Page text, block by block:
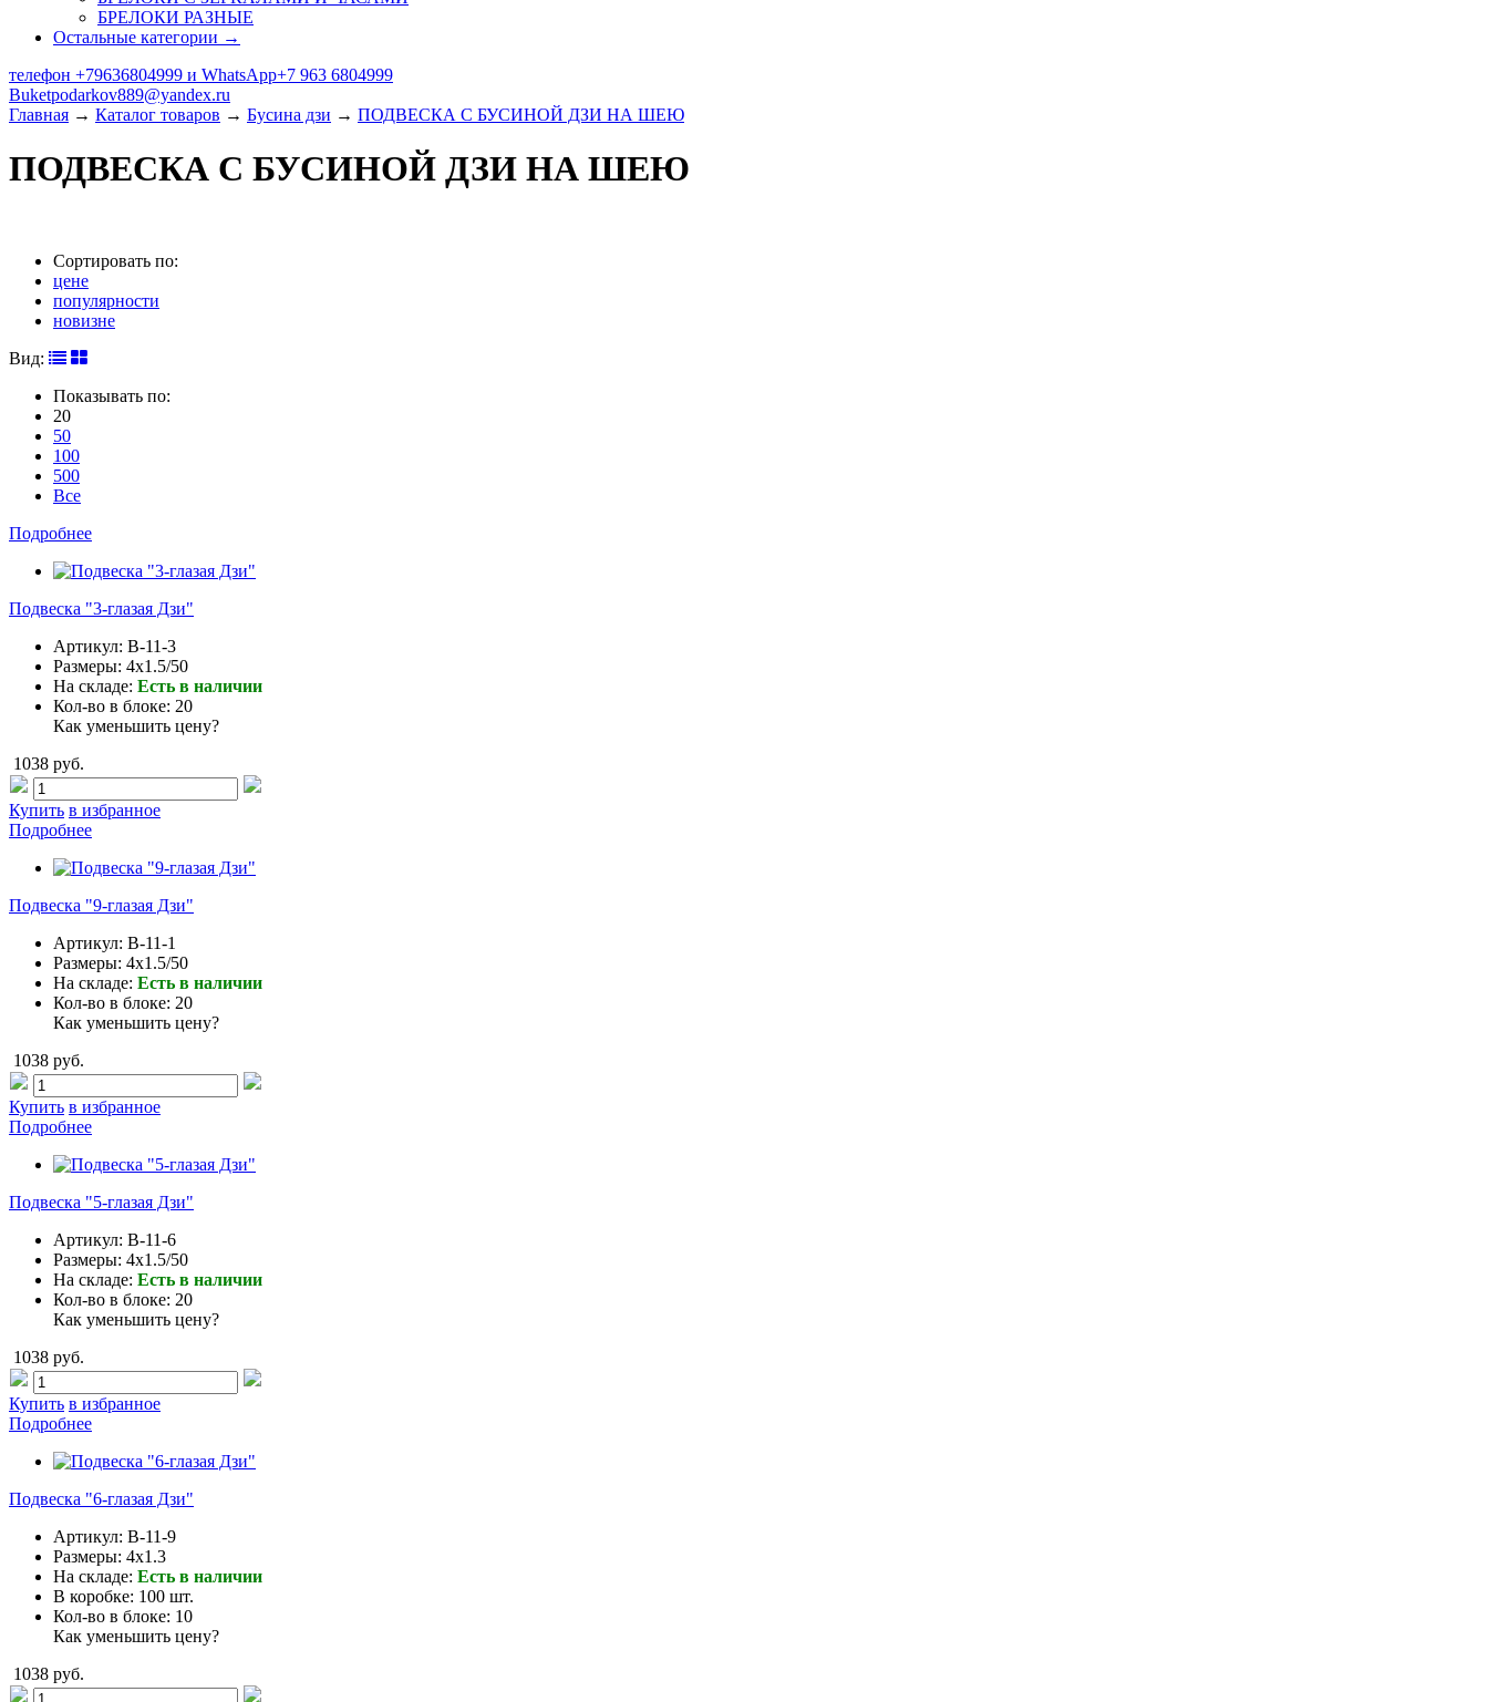
БРЕЛОКИ РАЗНЫЕ
Остальные категории →
телефон +79636804999 и WhatsApp+7 963 6804999
Buketpodarkov889@yandex.ru
Главная → Каталог товаров → Бусина дзи → ПОДВЕСКА С БУСИНОЙ ДЗИ НА ШЕЮ
ПОДВЕСКА С БУСИНОЙ ДЗИ НА ШЕЮ
Сортировать по:
цене
популярности
новизне
Вид:
Показывать по:
20
50
100
500
Все
Подробнее
Подвеска "3-глазая Дзи"
Артикул: B-11-3
Размеры: 4x1.5/50
На складе: Есть в наличии
Кол-во в блоке: 20
Как уменьшить цену?
1038 руб.
Купить в избранное
Подробнее
Подвеска "9-глазая Дзи"
Артикул: B-11-1
Размеры: 4x1.5/50
На складе: Есть в наличии
Кол-во в блоке: 20
Как уменьшить цену?
1038 руб.
Купить в избранное
Подробнее
Подвеска "5-глазая Дзи"
Артикул: B-11-6
Размеры: 4x1.5/50
На складе: Есть в наличии
Кол-во в блоке: 20
Как уменьшить цену?
1038 руб.
Купить в избранное
Подробнее
Подвеска "6-глазая Дзи"
Артикул: B-11-9
Размеры: 4x1.3
На складе: Есть в наличии
В коробке: 100 шт.
Кол-во в блоке: 10
Как уменьшить цену?
1038 руб.